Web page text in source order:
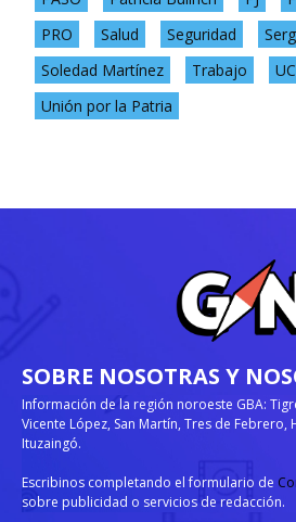
PRO
Salud Seguridad
Soledad Martínez
Trabajo
Unión por la Patria
SOBRE NOSOTRAS Y
Información de la región noroeste GBA:
Vicente López, San Martín, Tres de Febrero,
Ituzaingó.
Escribinos completando el formulario de
sobre publicidad o servicios de redacción.